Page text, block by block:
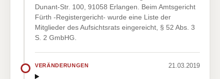
Dunant-Str. 100, 91058 Erlangen. Beim Amtsgericht
Fürth -Registergericht- wurde eine Liste der
Mitglieder des Aufsichtsrats eingereicht, § 52 Abs. 3
S. 2 GmbHG.
VERÄNDERUNGEN 21.03.2019